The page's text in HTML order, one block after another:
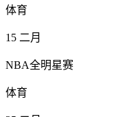
体育
15 二月
NBA全明星赛
体育